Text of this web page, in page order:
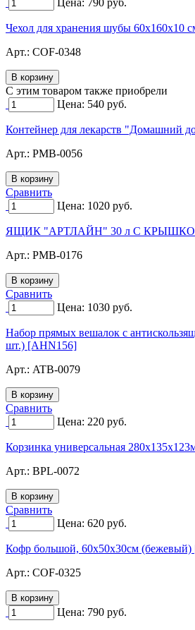
Чехол для хранения шубы 60х160х10
Арт.: COF-0348
C этим товаром также приобрели
Цена: 540 руб.
Контейнер для лекарств "Домашний
Арт.: PMB-0056
Сравнить
Цена: 1020 руб.
ЯЩИК "АРТЛАЙН" 30 л С КРЫШКОЙ
Арт.: PMB-0176
Сравнить
Цена: 1030 руб.
Набор прямых вешалок с
шт.) [AHN156]
Арт.: ATB-0079
Сравнить
Цена: 220 руб.
Корзинка универсальная
Арт.: BPL-0072
Сравнить
Цена: 620 руб.
Кофр большой, 60х50х30см (бежевый)
Арт.: COF-0325
Цена: 790 руб.